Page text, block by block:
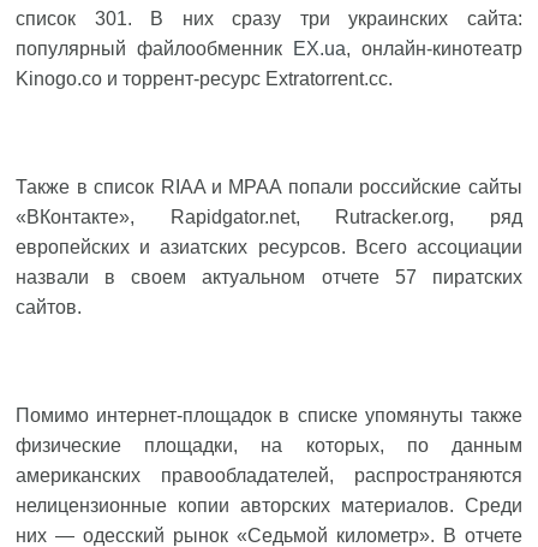
список 301. В них сразу три украинских сайта:
популярный файлообменник
EX.ua, онлайн-кинотеатр
Kinogo.co и торрент-ресурс Extratorrent.cc.
Также в список RIAA и MPAA попали российские сайты
«ВКонтакте», Rapidgator.net, Rutracker.org, ряд
европейских и азиатских ресурсов. Всего ассоциации
назвали в своем актуальном отчете 57 пиратских
сайтов.
Помимо интернет-площадок в списке упомянуты также
физические площадки, на которых, по данным
американских правообладателей, распространяются
нелицензионные копии авторских материалов. Среди
них — одесский рынок «Седьмой километр». В отчете